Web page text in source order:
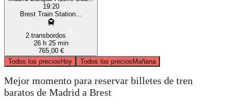
19:20
Brest Train Station...
2 transbordos
26 h 25 min
765,00 €
Todos los preciosHoy Todos los preciosMañana
Mejor momento para reservar billetes de tren
baratos de Madrid a Brest